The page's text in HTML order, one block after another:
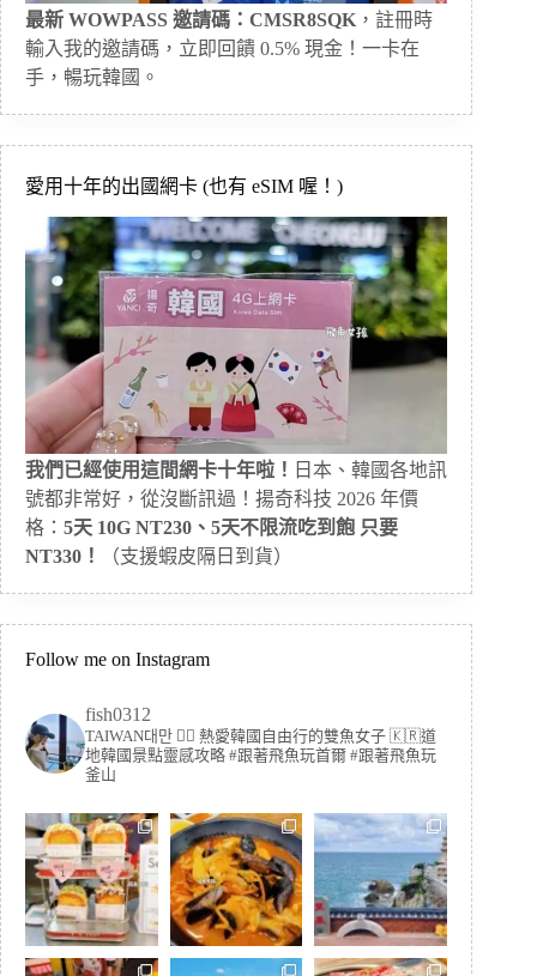
最新 WOWPASS 邀請碼：CMSR8SQK ，註冊時
輸入我的邀請碼，立即回饋 0.5% 現金！一卡在
手，暢玩韓國。
愛用十年的出國網卡 (也有 eSIM 喔！)
我們已經使用這間網卡十年啦！ 日本、韓國各地訊
號都非常好，從沒斷訊過！揚奇科技 2026 年價
格： 5天 10G NT230、5天不限流吃到飽 只要
NT330！
（支援蝦皮隔日到貨）
Follow me on Instagram
fish0312
TAIWAN대만 🏳️‍🌈 熱愛韓國自由行的雙魚女子 🇰🇷道
地韓國景點靈感攻略 #跟著飛魚玩首爾 #跟著飛魚玩
釜山